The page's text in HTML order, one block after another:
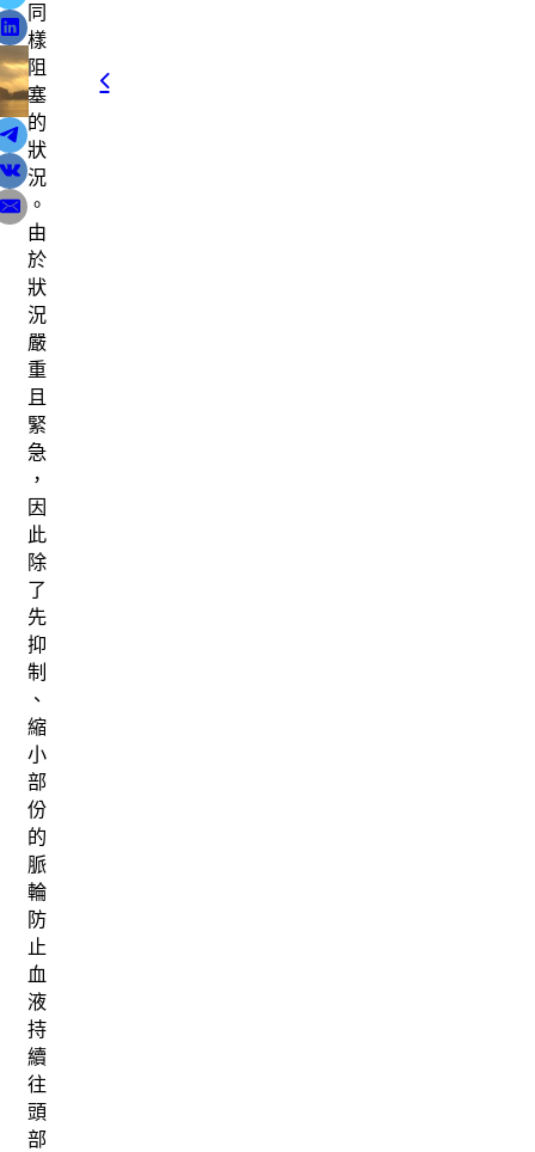
同
樣
阻
塞
的
狀
況
。
由
於
狀
況
嚴
重
且
緊
急
，
因
此
除
了
先
抑
制
、
縮
小
部
份
的
脈
輪
防
止
血
液
持
續
往
頭
部
上一篇文章
寬恕 ：療癒過往的印記
章
修 的關係：學習療癒的路徑與靈性修行的本質